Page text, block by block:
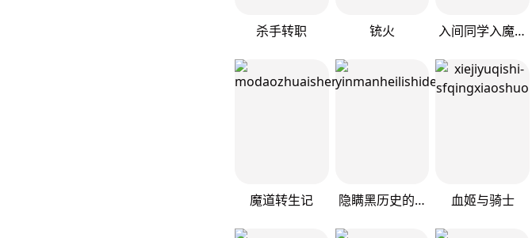
杀手转职 铳火 入间同学入魔了
魔道转生记 隐瞒黑历史的玩家 血姬与骑士